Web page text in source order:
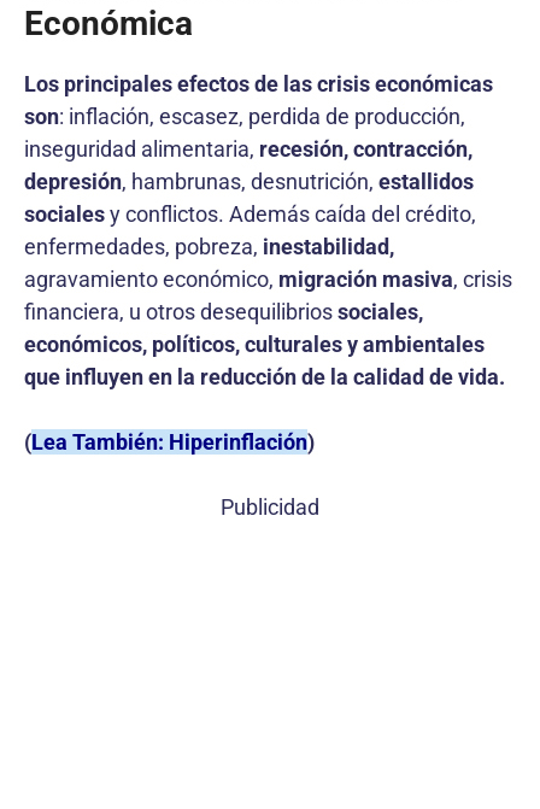
Económica
Los principales efectos de las crisis económicas
son: inflación, escasez, perdida de producción,
inseguridad alimentaria, recesión, contracción,
depresión, hambrunas, desnutrición, estallidos
socialesy conflictos. Además caída del crédito,
enfermedades, pobreza, inestabilidad,
agravamiento económico, migración masiva, crisis
financiera, u otros desequilibriossociales,
económicos, políticos, culturales y ambientales
que influyen en la reducción de la calidad de vida.
(Lea También: Hiperinflación)
Publicidad